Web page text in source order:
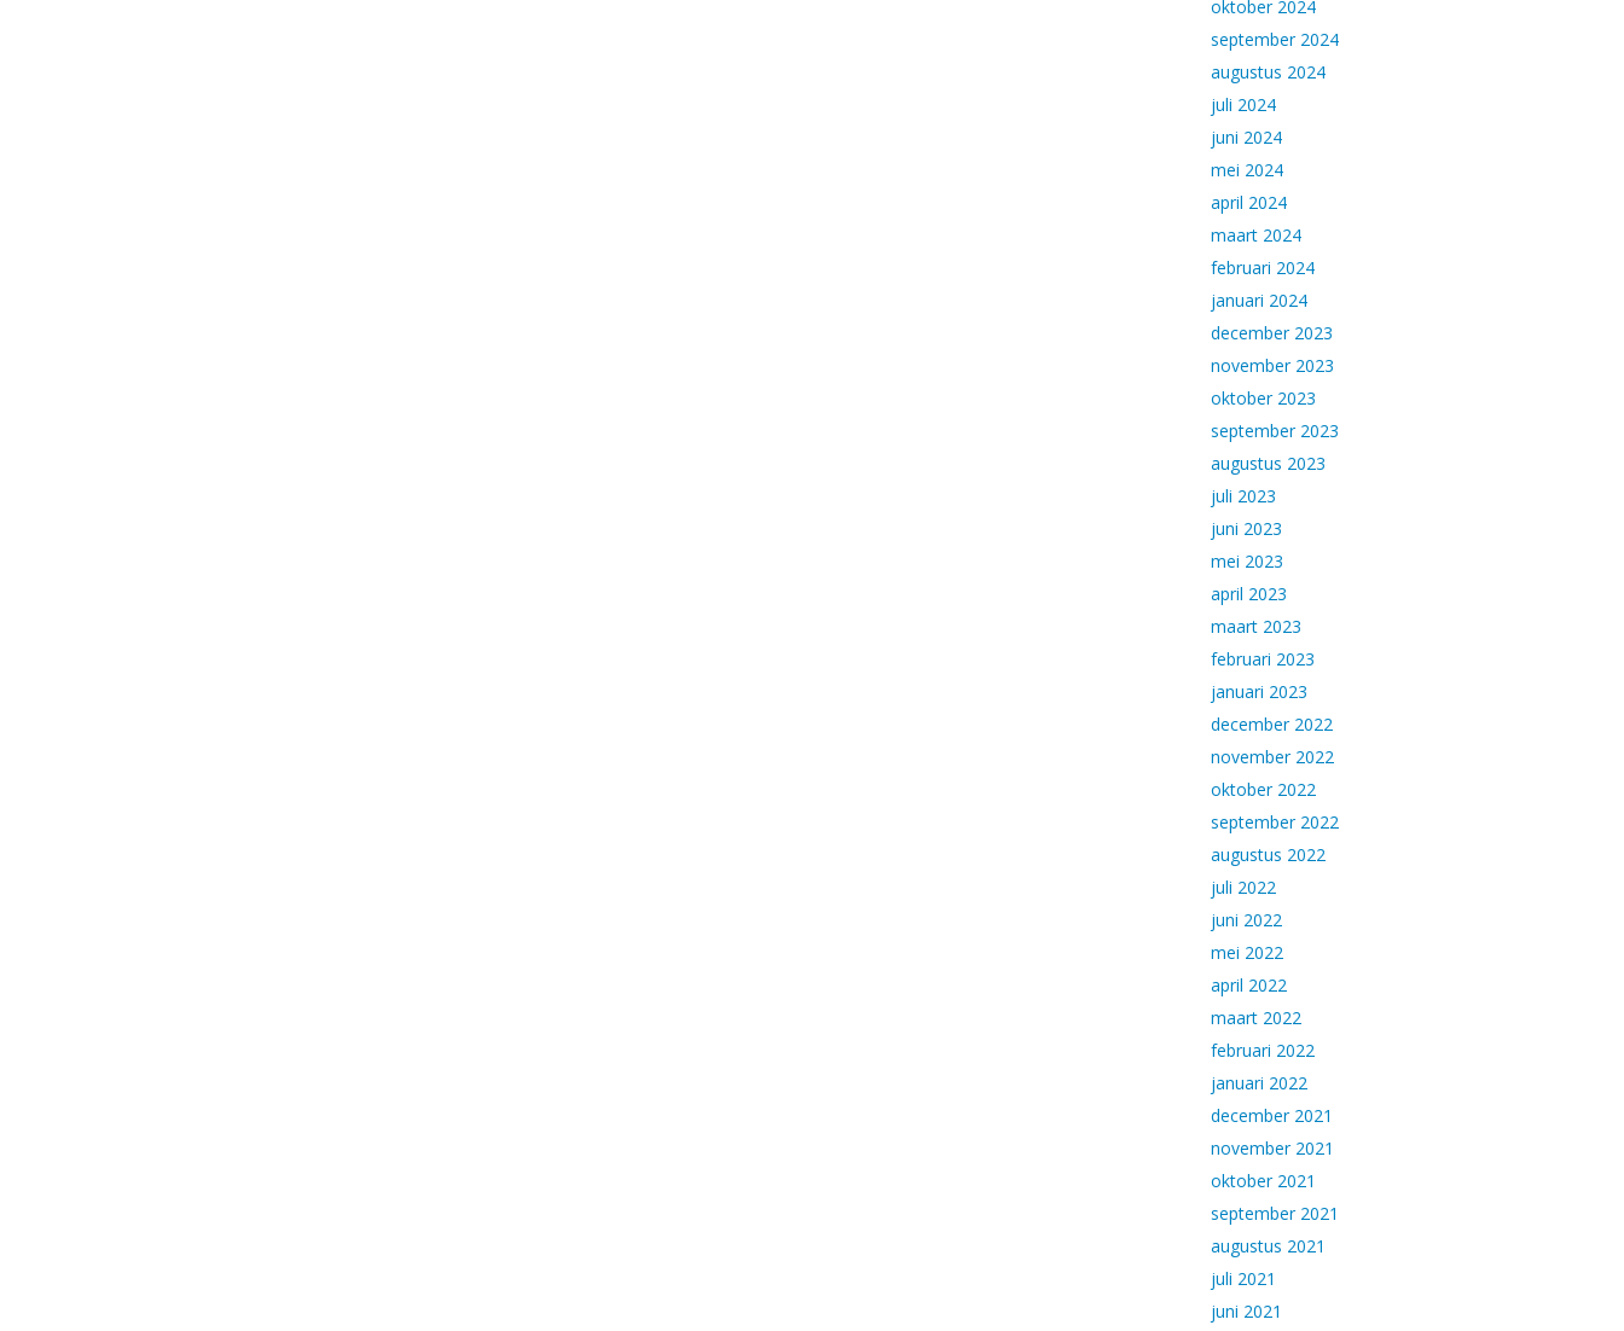
oktober 2024
september 2024
augustus 2024
juli 2024
juni 2024
mei 2024
april 2024
maart 2024
februari 2024
januari 2024
december 2023
november 2023
oktober 2023
september 2023
augustus 2023
juli 2023
juni 2023
mei 2023
april 2023
maart 2023
februari 2023
januari 2023
december 2022
november 2022
oktober 2022
september 2022
augustus 2022
juli 2022
juni 2022
mei 2022
april 2022
maart 2022
februari 2022
januari 2022
december 2021
november 2021
oktober 2021
september 2021
augustus 2021
juli 2021
juni 2021